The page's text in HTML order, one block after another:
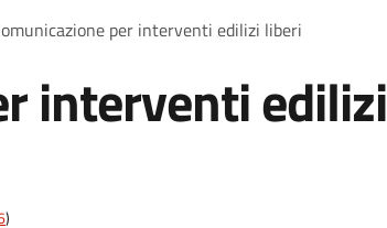
per interventi edilizi liberi
interventi edilizi
)